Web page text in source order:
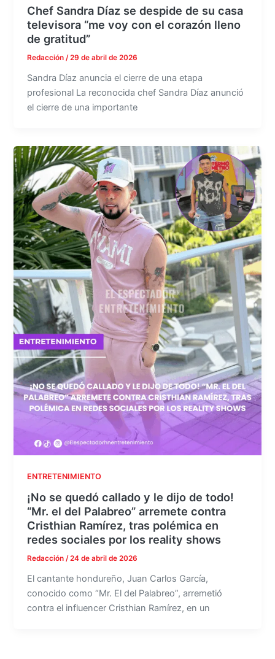
Chef Sandra Díaz se despide de su casa
televisora “me voy con el corazón lleno
de gratitud”
Redacción/29 de abril de 2026
Sandra Díaz anuncia el cierre de una etapa
profesional La reconocida chef Sandra Díaz anunció
el cierre de una importante
ENTRETENIMIENTO
¡No se quedó callado y le dijo de todo!
“Mr. el del Palabreo” arremete contra
Cristhian Ramírez, tras polémica en
redes sociales por los reality shows
Redacción/24 de abril de 2026
El cantante hondureño, Juan Carlos García,
conocido como “Mr. El del Palabreo”, arremetió
contra el influencer Cristhian Ramírez, en un